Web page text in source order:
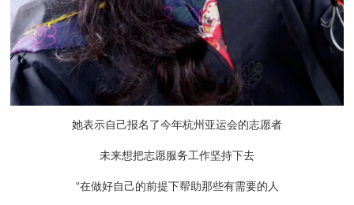
她表示自己报名了今年杭州亚运会的志愿者
未来想把志愿服务工作坚持下去
“在做好自己的前提下帮助那些有需要的人